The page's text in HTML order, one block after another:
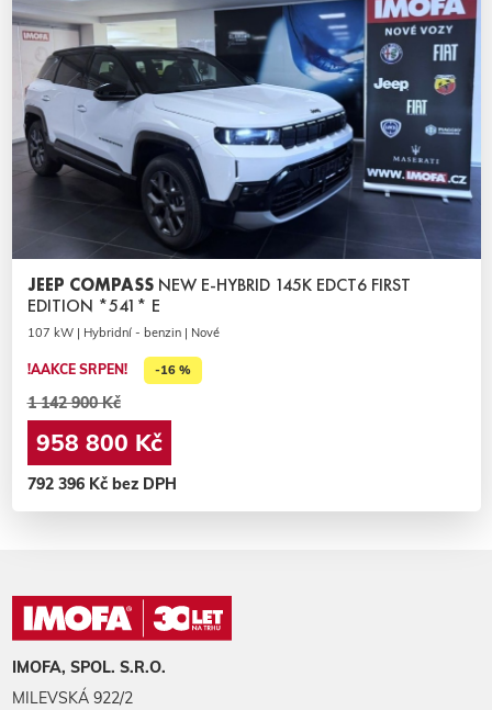
JEEP COMPASS NEW E-HYBRID 145K EDCT6 FIRST
EDITION *541* E
107 kW | Hybridní - benzin | Nové
!AAKCE SRPEN! -16 %
1 142 900 Kč
958 800 Kč
792 396 Kč bez DPH
IMOFA, SPOL. S.R.O.
MILEVSKÁ 922/2